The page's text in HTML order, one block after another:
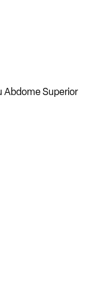
Abdome Superior